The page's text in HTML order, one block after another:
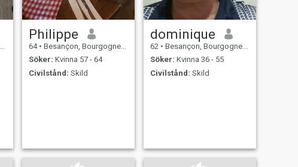
Philippe
64 • Besançon, Bourgogne-Franche-Comté, Frankrike
Söker: Kvinna 57 - 64
Civilstånd: Skild
dominique
62 • Besançon, Bourgogne-Franche-Comté, Frankrike
Söker: Kvinna 36 - 55
Civilstånd: Skild